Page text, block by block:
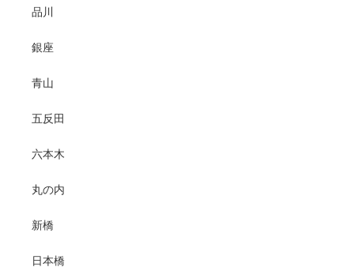
品川
銀座
青山
五反田
六本木
丸の内
新橋
日本橋